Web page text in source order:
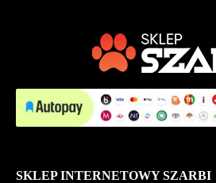
SKLEP INTERNETOWY SZARBI